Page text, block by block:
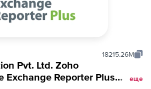
18215.26M
Pvt. Ltd. Zoho
Exchange Reporter Plus
еще